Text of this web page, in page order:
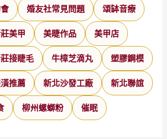
婚友社常見問題 頌缽音療
美甲 美睫作品 美甲店
接睫毛 牛樟芝滴丸 塑膠鋼模
推薦 新北沙發工廠 新北聯誼
柳州螺螄粉 催眠